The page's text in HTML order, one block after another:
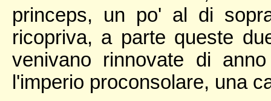
princeps, un po' al di
ricopriva, a parte queste
venivano rinnovate di
l'imperio proconsolare, una